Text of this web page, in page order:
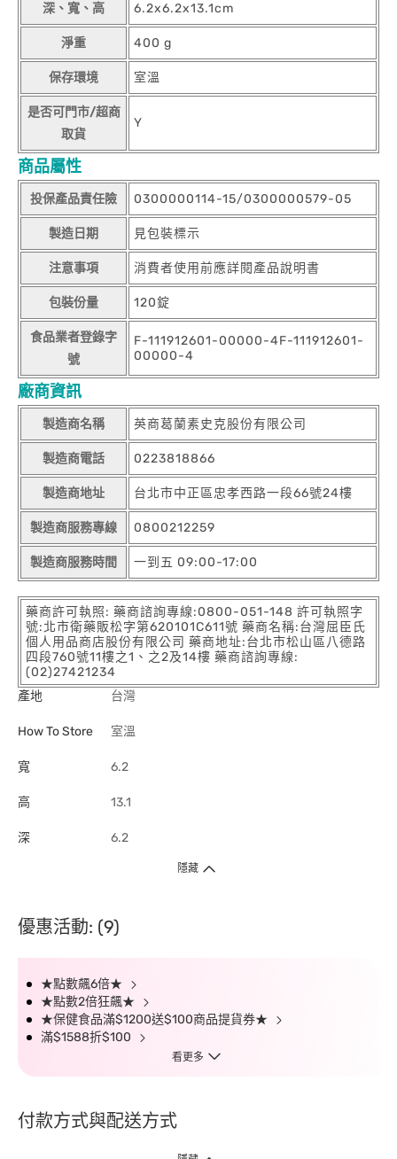
深、寬、高 6.2x6.2x13.1cm
淨重 400 g
保存環境 室溫
是否可門市/超商
取貨
Y
商品屬性
投保產品責任險 0300000114-15/0300000579-05
製造日期 見包裝標示
注意事項 消費者使用前應詳閱產品說明書
包裝份量 120錠
食品業者登錄字
號
F-111912601-00000-4F-111912601-
00000-4
廠商資訊
製造商名稱 英商葛蘭素史克股份有限公司
製造商電話 0223818866
製造商地址 台北市中正區忠孝西路一段66號24樓
製造商服務專線 0800212259
製造商服務時間 一到五 09:00-17:00
藥商許可執照: 藥商諮詢專線:0800-051-148 許可執照字
號:北市衛藥販松字第620101C611號 藥商名稱:台灣屈臣氏
個人用品商店股份有限公司 藥商地址:台北市松山區八德路
四段760號11樓之1、之2及14樓 藥商諮詢專線:
(02)27421234
產地
台灣
How To Store 室溫
寬 6.2
高 13.1
深 6.2
隱藏
優惠活動: (9)
★點數飆6倍★
★點數2倍狂飆★
★保健食品滿$1200送$100商品提貨券★
滿$1588折$100
看更多
付款方式與配送方式